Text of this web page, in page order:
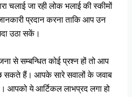
चलाई जा रही लोक भलाई की स्कीमों
प्रदान करना ताकि आप उन
उठा सकें।
से सम्बन्धित कोई प्रश्न हों तो आप
हैं। आपके सारे सवालों के जवाब
आपको ये आर्टिकल लाभप्रद लगा हो